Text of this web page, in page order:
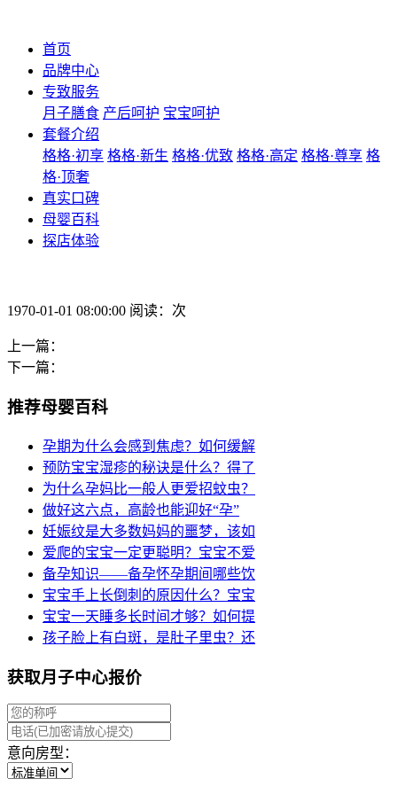
首页
品牌中心
专致服务
月子膳食 产后呵护 宝宝呵护
套餐介绍
格格·初享 格格·新生 格格·优致 格格·高定 格格·尊享 格
格·顶奢
真实口碑
母婴百科
探店体验
1970-01-01 08:00:00 阅读：次
上一篇：
下一篇：
推荐母婴百科
孕期为什么会感到焦虑？如何缓解
预防宝宝湿疹的秘诀是什么？得了
为什么孕妈比一般人更爱招蚊虫？
做好这六点，高龄也能迎好“孕”
妊娠纹是大多数妈妈的噩梦，该如
爱爬的宝宝一定更聪明？宝宝不爱
备孕知识——备孕怀孕期间哪些饮
宝宝手上长倒刺的原因什么？宝宝
宝宝一天睡多长时间才够？如何提
孩子脸上有白斑，是肚子里虫？还
获取月子中心报价
意向房型：